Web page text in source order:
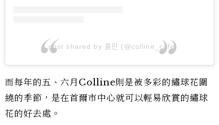
A post shared by 콜린 (@colline_cafe)
而每年的五、六月Colline則是被多彩的繡球花圍
繞的季節，是在首爾市中心就可以輕易欣賞的繡球
花的好去處。